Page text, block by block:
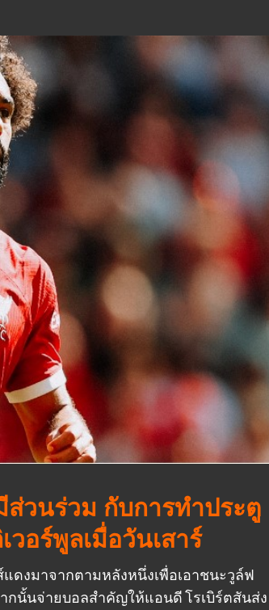
วนร่วม กับการทำประตู
วอร์พูลเมื่อวันเสาร์
แดงมาจากตามหลังหนึ่งเพื่อเอาชนะวูล์ฟ
กนั้นจ่ายบอลสำคัญให้แอนดี โรเบิร์ตสันส่ง